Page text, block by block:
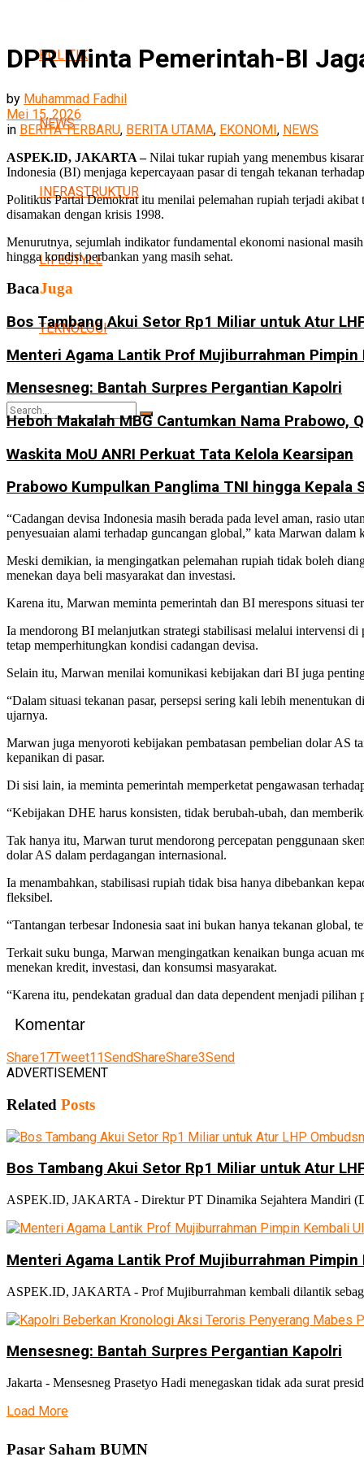
POLITIK
NEWS
INFRASTRUKTUR
LIFESTYLE
TEKNOLOGI
No Result
DPR Minta Pemerintah-BI
by Muhammad Fadhil
Mei 15, 2026
in BERITA TERBARU, BERITA UTAMA, EKONOMI , NEWS
ASPEK.ID, JAKARTA –Nilai tukar rupiah yang menembus
Indonesia (BI) menjaga kepercayaan pasar di tengah tekanan
Politikus Partai Demokrat itu menilai pelemahan rupiah terjadi akibat
disamakan dengan krisis 1998.
Menurutnya, sejumlah indikator fundamental ekonomi nasional
hingga kondisi perbankan yang masih sehat.
BacaJuga
Bos Tambang Akui Setor Rp1 Miliar untuk Atur
Menteri Agama Lantik Prof Mujiburrahman Pimpin
Mensesneg: Bantah Surpres Pergantian Kapolri
Heboh Makalah MBG Cantumkan Nama Prabowo,
Waskita MoU ANRI Perkuat Tata Kelola Kearsipan
Prabowo Kumpulkan Panglima TNI hingga Kepala
“Cadangan devisa Indonesia masih berada pada level aman, rasio
penyesuaian alami terhadap guncangan global,” kata Marwan dalam
Meski demikian, ia mengingatkan pelemahan rupiah tidak boleh
menekan daya beli masyarakat dan investasi.
Karena itu, Marwan meminta pemerintah dan BI merespons situasi
Ia mendorong BI melanjutkan strategi stabilisasi melalui intervensi
tetap memperhitungkan kondisi cadangan devisa.
Selain itu, Marwan menilai komunikasi kebijakan dari BI juga
“Dalam situasi tekanan pasar, persepsi sering kali lebih
ujarnya.
Marwan juga menyoroti kebijakan pembatasan pembelian dolar AS
kepanikan di pasar.
Di sisi lain, ia meminta pemerintah memperketat pengawasan
“Kebijakan DHE harus konsisten, tidak berubah-ubah, dan
Tak hanya itu, Marwan turut mendorong percepatan penggunaan
dolar AS dalam perdagangan internasional.
Ia menambahkan, stabilisasi rupiah tidak bisa hanya dibebankan
fleksibel.
“Tantangan terbesar Indonesia saat ini bukan hanya tekanan global,
Terkait suku bunga, Marwan mengingatkan kenaikan bunga acuan
menekan kredit, investasi, dan konsumsi masyarakat.
“Karena itu, pendekatan gradual dan data dependent menjadi
Komentar
Share17Tweet11SendShareShare3Send
ADVERTISEMENT
Related Posts
Bos Tambang Akui Setor Rp1 Miliar untuk Atur
ASPEK.ID, JAKARTA - Direktur PT Dinamika Sejahtera Mandiri
Menteri Agama Lantik Prof Mujiburrahman Pimpin
ASPEK.ID, JAKARTA - Prof Mujiburrahman kembali dilantik
Mensesneg: Bantah Surpres Pergantian Kapolri
Jakarta - Mensesneg Prasetyo Hadi menegaskan tidak ada surat
Load More
Pasar Saham BUMN